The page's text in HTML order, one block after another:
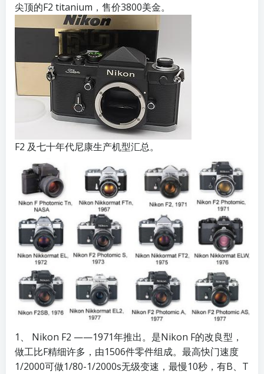
尖顶的F2 titanium，售价3800美金。
F2 及七十年代尼康生产机型汇总。
1、 Nikon F2 ——1971年推出。是Nikon F的改良型，
做工比F精细许多，由1506件零件组成。最高快门速度
1/2000可做1/80-1/2000s无级变速，最慢10秒，有B、T